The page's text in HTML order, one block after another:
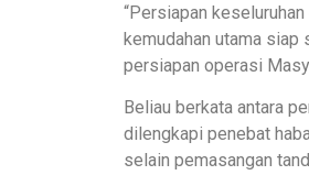
“Persiapan
kemudahan utama siap
persiapan operasi
Beliau berkata antara
dilengkapi penebat
selain pemasangan